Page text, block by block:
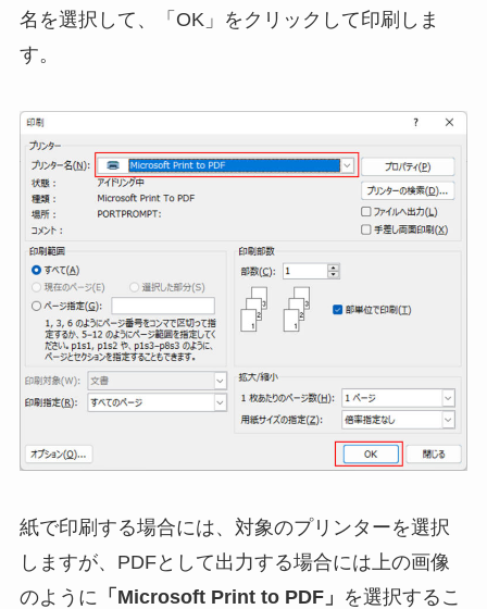
名を選択して、「OK」をクリックして印刷しま
す。
紙で印刷する場合には、対象のプリンターを選択
しますが、PDFとして出力する場合には上の画像
のように 「Microsoft Print to PDF」 を選択するこ